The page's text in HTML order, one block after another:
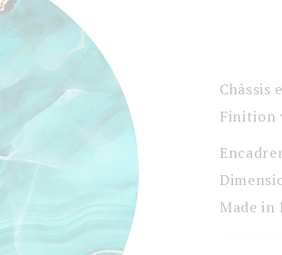
Châssis
Finition
Made in